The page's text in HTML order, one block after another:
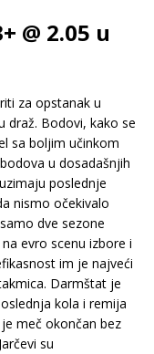
@ 2.05 u
za opstanak u
draž. Bodovi, kako se
sa boljim učinkom
u dosadašnjih
poslednje
nismo očekivalo
dve sezone
evro scenu izbore i
im je najveći
Darmštat je
kola i remija
meč okončan bez
su